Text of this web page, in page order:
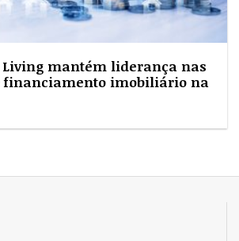
Living mantém liderança nas
financiamento imobiliário na